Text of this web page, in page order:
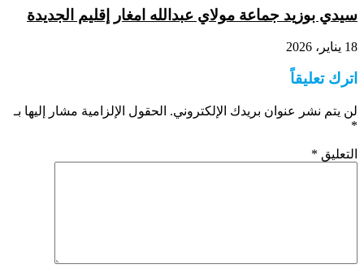
سيدي بوزيد جماعة مولاي عبدالله امغار إقليم الجديدة
18 يناير، 2026
اترك تعليقاً
لن يتم نشر عنوان بريدك الإلكتروني. الحقول الإلزامية مشار إليها بـ
*
التعليق *